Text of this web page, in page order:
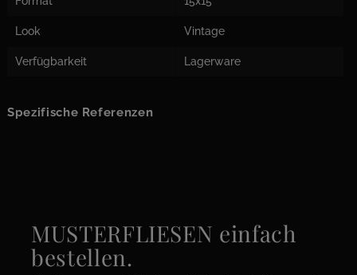
Look Vintage
Verfügbarkeit Lagerware
Spezifische Referenzen
MUSTERFLIESEN einfach
bestellen.